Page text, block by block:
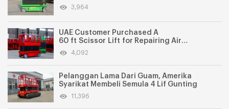
3,964
UAE Customer Purchased A
60 ft Scissor Lift for Repairing Air
Conditioning Ducts
4,092
Pelanggan Lama Dari Guam, Amerika
Syarikat Membeli Semula 4 Lif Gunting
11,396